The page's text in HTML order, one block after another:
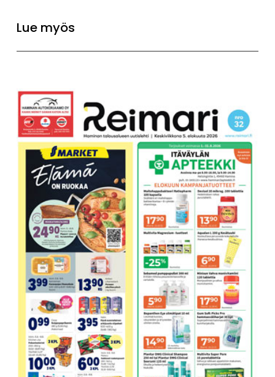
Lue myös